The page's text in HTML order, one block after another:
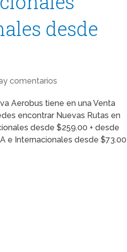
desde
comentarios
Aerobus tiene en una Venta
encontrar Nuevas Rutas en
desde $259.00 + desde
e Internacionales desde $73.00